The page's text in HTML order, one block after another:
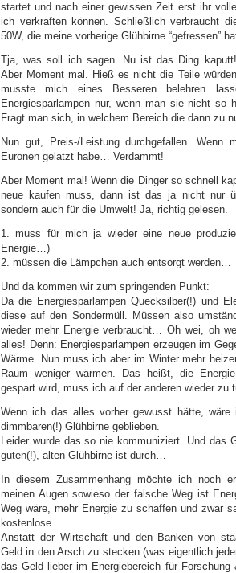
startet und nach einer gewissen Zeit erst ihr
ich verkraften können. Schließlich verbraucht
50W, die meine vorherige Glühbirne “gefressen”
Tja, was soll ich sagen. Nu ist das Ding
Aber Moment mal. Hieß es nicht die Teile
musste mich eines Besseren belehren
Energiesparlampen nur, wenn man sie nicht so
Fragt man sich, in welchem Bereich die dann zu
Nun gut, Preis-/Leistung durchgefallen. Wenn
Euronen gelatzt habe… Verdammt!
Aber Moment mal! Wenn die Dinger so schnell
neue kaufen muss, dann ist das ja nicht nur
sondern auch für die Umwelt! Ja, richtig gelesen.
1. muss für mich ja wieder eine neue
Energie…)
2. müssen die Lämpchen auch entsorgt werden…
Und da kommen wir zum springenden Punkt:
Da die Energiesparlampen Quecksilber(!) und
diese auf den Sondermüll. Müssen also
wieder mehr Energie verbraucht… Oh wei, oh
alles! Denn: Energiesparlampen erzeugen im
Wärme. Nun muss ich aber im Winter mehr
Raum weniger wärmen. Das heißt, die
gespart wird, muss ich auf der anderen wieder zu
Wenn ich das alles vorher gewusst hätte,
dimmbaren(!) Glühbirne geblieben.
Leider wurde das so nie kommuniziert. Und das
guten(!), alten Glühbirne ist durch…
In diesem Zusammenhang möchte ich noch
meinen Augen sowieso der falsche Weg ist
Weg wäre, mehr Energie zu schaffen und zwar
kostenlose.
Anstatt der Wirtschaft und den Banken von
Geld in den Arsch zu stecken (was eigentlich
das Geld lieber im Energiebereich für Forschung